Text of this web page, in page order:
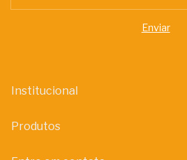
Institucional
Produtos